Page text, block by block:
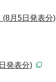
月5日発表分)
発表分)